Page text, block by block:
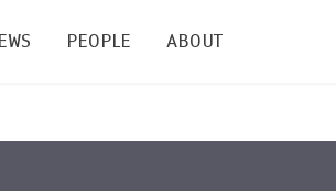
PEOPLE ABOUT